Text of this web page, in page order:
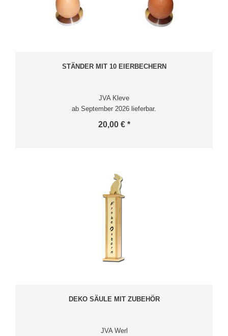
STÄNDER MIT 10 EIERBECHERN
JVA Kleve
ab September 2026 lieferbar.
20,00 € *
DEKO SÄULE MIT ZUBEHÖR
JVA Werl